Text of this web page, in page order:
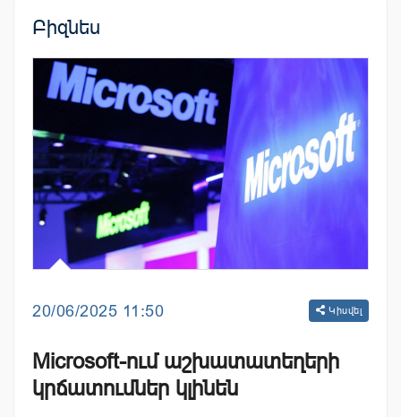
Բիզնես
20/06/2025 11:50 Կիսվել
Microsoft-ում աշխատատեղերի
կրճատումներ կլինեն